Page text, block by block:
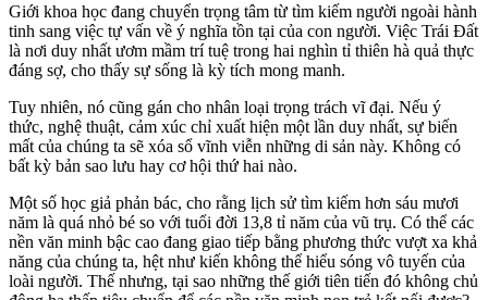
Giới khoa học đang chuyển trọng tâm từ tìm kiếm người ngoài hành
tinh sang việc tự vấn về ý nghĩa tồn tại của con người. Việc Trái Đất
là nơi duy nhất ươm mầm trí tuệ trong hai nghìn tỉ thiên hà quả thực
đáng sợ, cho thấy sự sống là kỳ tích mong manh.
Tuy nhiên, nó cũng gán cho nhân loại trọng trách vĩ đại. Nếu ý
thức, nghệ thuật, cảm xúc chỉ xuất hiện một lần duy nhất, sự biến
mất của chúng ta sẽ xóa sổ vĩnh viễn những di sản này. Không có
bất kỳ bản sao lưu hay cơ hội thứ hai nào.
Một số học giả phản bác, cho rằng lịch sử tìm kiếm hơn sáu mươi
năm là quá nhỏ bé so với tuổi đời 13,8 tỉ năm của vũ trụ. Có thể các
nền văn minh bậc cao đang giao tiếp bằng phương thức vượt xa khả
năng của chúng ta, hệt như kiến không thể hiểu sóng vô tuyến của
loài người. Thế nhưng, tại sao những thế giới tiên tiến đó không chủ